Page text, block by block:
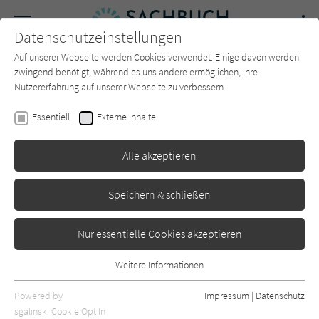
SUCHE Forum Charts Newsletter
Peter Neumann
Erschienen: September 2025 0
Datenschutzeinstellungen
Auf unserer Webseite werden Cookies verwendet. Einige davon werden
zwingend benötigt, während es uns andere ermöglichen, Ihre
Nutzererfahrung auf unserer Webseite zu verbessern.
Essentiell Externe Inhalte
Alle akzeptieren
Speichern & schließen
Nur essentielle Cookies akzeptieren
Essentielle Cookies werden für grundlegende Funktionen der
Webseite benötigt. Dadurch ist gewährleistet, dass die Webseite
Weitere Informationen
Powered by
sgalinski Cookie Opt In
Impressum | Datenschutz